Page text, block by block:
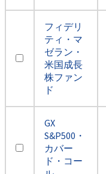
フィデリ
ティ・マ
ゼラン・
米国成長
株ファン
ド
GX
S&P500・
カバー
ド・コー